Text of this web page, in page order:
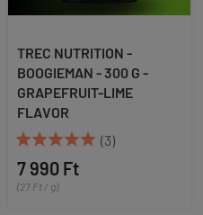
TREC NUTRITION -
BOOGIEMAN - 300 G -
GRAPEFRUIT-LIME
FLAVOR
 (3)
7 990 Ft
(27 Ft / g)